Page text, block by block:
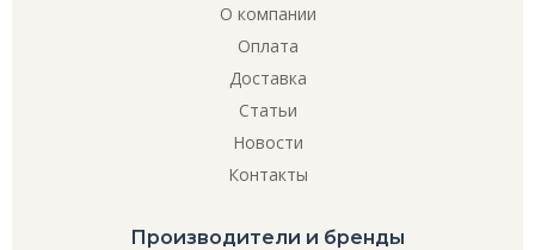
О компании
Оплата
Доставка
Статьи
Новости
Контакты
Производители и бренды